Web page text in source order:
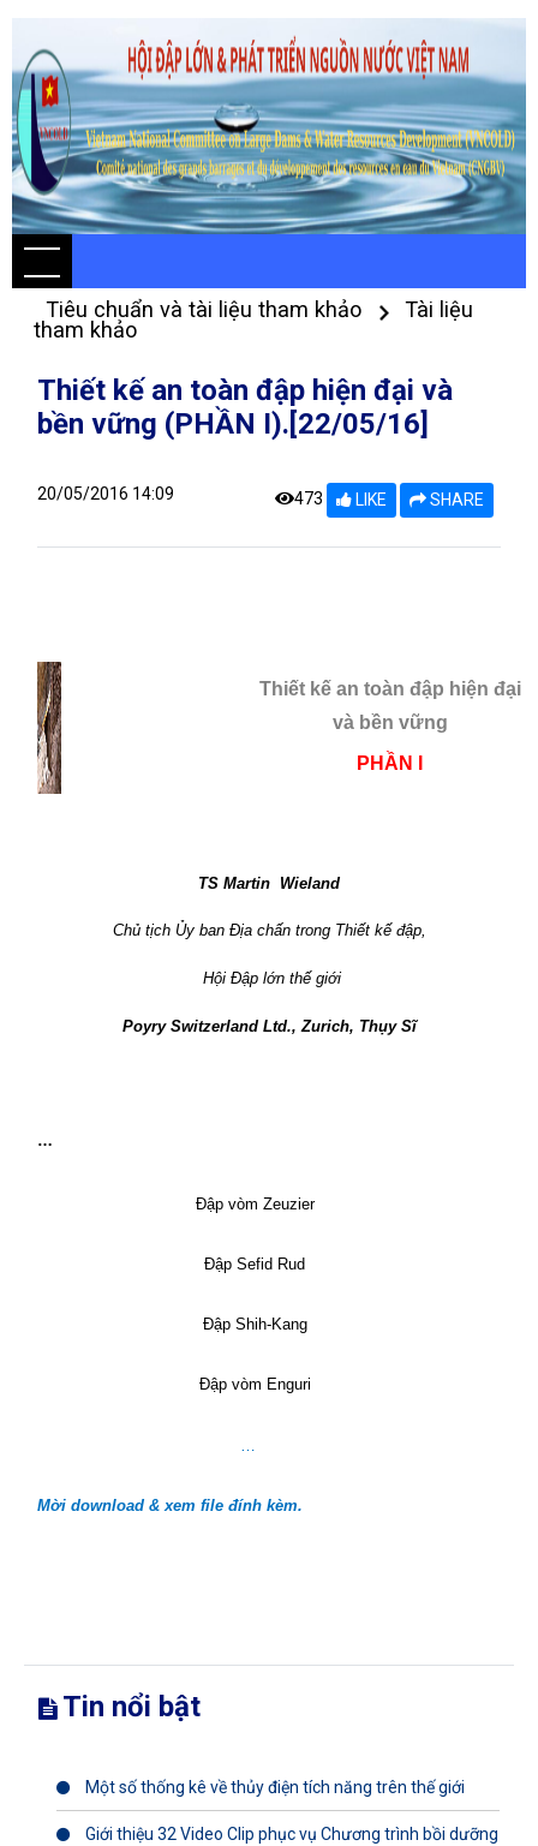
Tiêu chuẩn và tài liệu tham khảo
Tài liệu
tham khảo
Thiết kế an toàn đập hiện đại và
bền vững (PHẦN I).[22/05/16]
20/05/2016 14:09 473 LIKE SHARE
Thiết kế an toàn đập hiện đại
và bền vững
PHẦN I
TS Martin Wieland
Chủ tịch Ủy ban Địa chấn trong Thiết kế đập,
Hội Đập lớn thế giới
Poyry Switzerland Ltd., Zurich, Thụy Sĩ
…
Đập vòm Zeuzier
Đập Sefid Rud
Đập Shih-Kang
Đập vòm Enguri
Mời download & xem file đính kèm.
Tin nổi bật
Một số thống kê về thủy điện tích năng trên thế giới
Giới thiệu 32 Video Clip phục vụ Chương trình bồi dưỡng